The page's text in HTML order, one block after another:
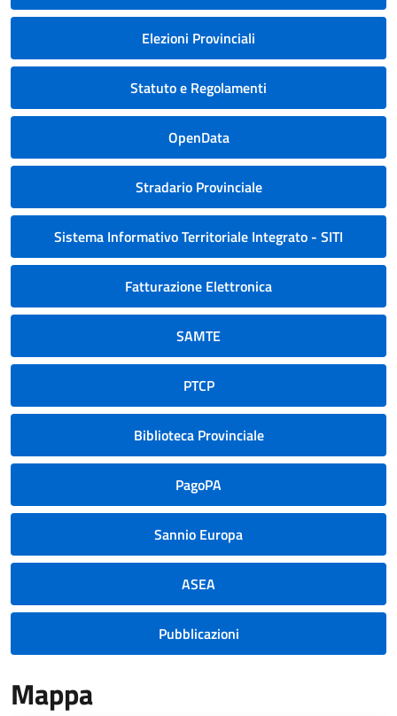
Elezioni Provinciali
Statuto e Regolamenti
OpenData
Stradario Provinciale
Sistema Informativo Territoriale Integrato - SITI
Fatturazione Elettronica
SAMTE
PTCP
Biblioteca Provinciale
PagoPA
Sannio Europa
ASEA
Pubblicazioni
Mappa